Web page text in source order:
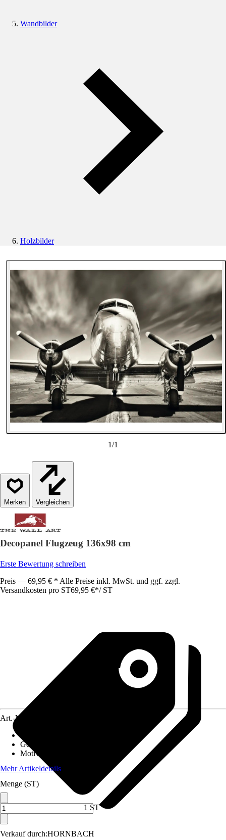
Wandbilder
Holzbilder
1/1
Vergleichen
Decopanel Flugzeug 136x98 cm
Erste Bewertung schreiben
Preis — 69,95 € * Alle Preise inkl. MwSt. und ggf. zzgl.
Versandkosten pro ST69,95 €*/ ST
Verkauf durch:HORNBACH
Art.-Nr.
Gewicht
Motivkategorie
Mehr Artikeldetails
Menge (ST)
1 ST